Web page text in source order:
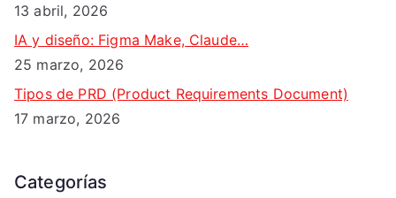
13 abril, 2026
IA y diseño: Figma Make, Claude…
25 marzo, 2026
Tipos de PRD (Product Requirements Document)
17 marzo, 2026
Categorías